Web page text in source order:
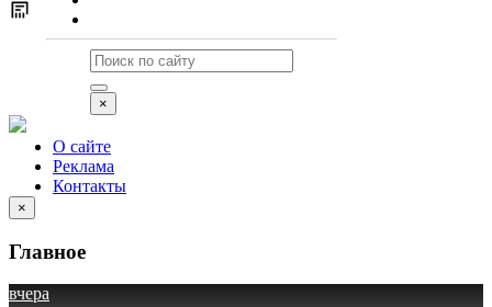
×
О сайте
Реклама
Контакты
×
Главное
вчера